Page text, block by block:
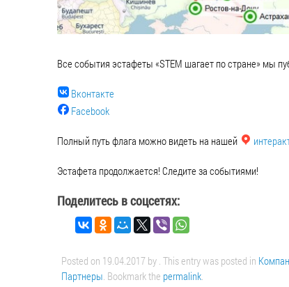
Все события эстафеты «STEM шагает по стране» мы
Вконтакте
Facebook
Полный путь флага можно видеть на нашей
Эстафета продолжается! Следите за событиями!
Поделитесь в соцсетях:
Posted on 19.04.2017 by . This entry was posted in
Партнеры. Bookmark the permalink.